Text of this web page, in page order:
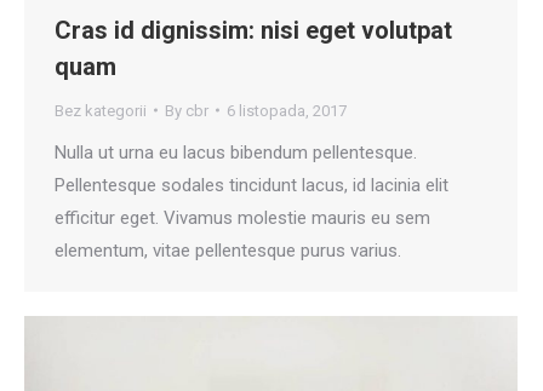
Cras id dignissim: nisi eget volutpat
quam
Bez kategorii By cbr 6 listopada, 2017
Nulla ut urna eu lacus bibendum pellentesque.
Pellentesque sodales tincidunt lacus, id lacinia elit
efficitur eget. Vivamus molestie mauris eu sem
elementum, vitae pellentesque purus varius.